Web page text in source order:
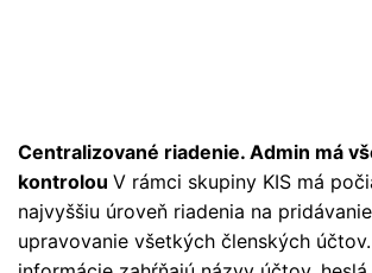
Centralizované riadenie. Admin má
kontrolou V rámci skupiny KIS má
najvyššiu úroveň riadenia na
upravovanie všetkých členských